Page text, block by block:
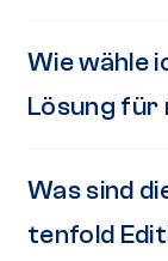
Wie wähle
Lösung für
Was sind
tenfold